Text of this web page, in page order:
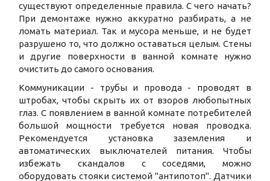
существуют определенные правила. С чего начать?
При демонтаже нужно аккуратно разбирать, а не
ломать материал. Так и мусора меньше, и не будет
разрушено то, что должно оставаться целым. Стены
и другие поверхности в ванной комнате нужно
очистить до самого основания.
Коммуникации - трубы и провода - проводят в
штробах, чтобы скрыть их от взоров любопытных
глаз. С появлением в ванной комнате потребителей
большой мощности требуется новая проводка.
Рекомендуется установка заземления и
автоматических выключателей питания. Чтобы
избежать скандалов с соседями, можно
оборудовать стояки системой "антипотоп". Датчики